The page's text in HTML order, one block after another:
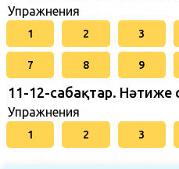
Упражнения
1 2 3
7 8 9
11-12-сабақтар. Нәтиже
Упражнения
1 2 3